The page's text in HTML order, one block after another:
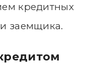
кредитных
заемщика.